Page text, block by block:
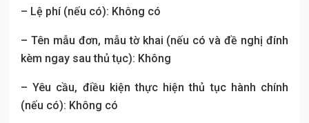
– Lệ phí (nếu có): Không có
– Tên mẫu đơn, mẫu tờ khai (nếu có và đề nghị đính
kèm ngay sau thủ tục): Không
– Yêu cầu, điều kiện thực hiện thủ tục hành chính
(nếu có): Không có